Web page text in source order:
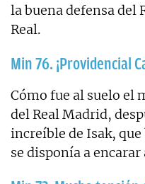
la buena defensa del
Real.
Min 76. ¡Providencial
Cómo fue al suelo el
del Real Madrid,
increíble de Isak,
se disponía a encarar